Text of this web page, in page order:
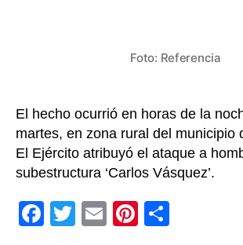
Foto: Referencia
El hecho ocurrió en horas de la
martes, en zona rural del municipio
El Ejército atribuyó el ataque a
subestructura ‘Carlos Vásquez’.
F
T
E
Pi